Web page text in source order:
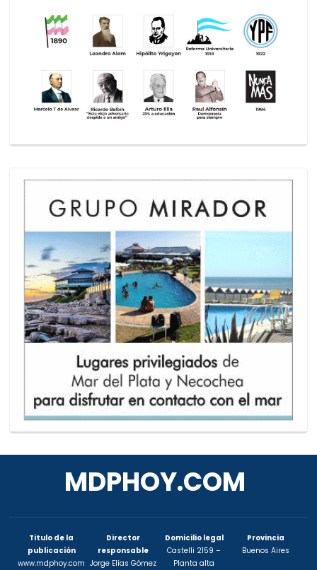
MDPHOY.COM
Titulo de la
publicación
www.mdphoy.com
Director
responsable
Jorge Elías Gómez
Domicilio legal
Castelli 2159 –
Planta alta
Provincia
Buenos Aires